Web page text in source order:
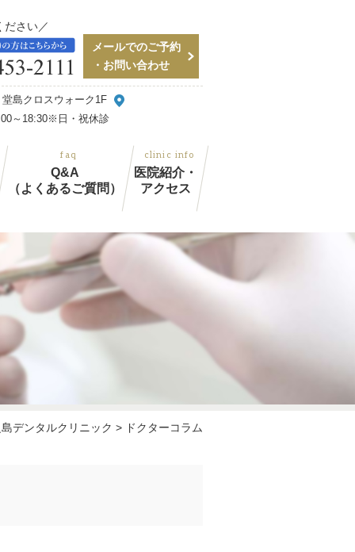
ださい
メールでのご予約
・お問い合わせ
島クロスウォーク1F
～18:30※日・祝休診
Q&A
（よくあるご質問）
医院紹介・
アクセス
デンタルクリニック > ドクターコラム